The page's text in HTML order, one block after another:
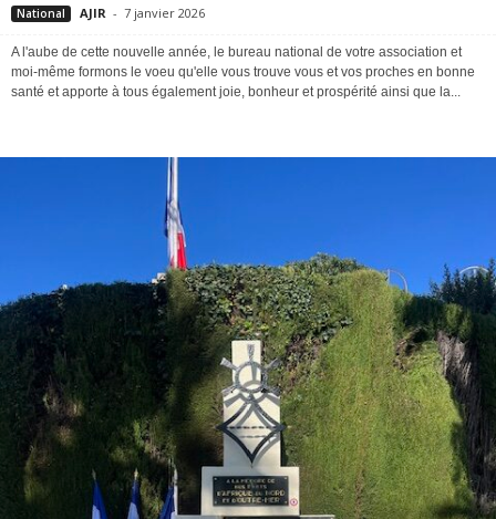
National AJIR - 7 janvier 2026
A l'aube de cette nouvelle année, le bureau national de votre association et
moi-même formons le voeu qu'elle vous trouve vous et vos proches en bonne
santé et apporte à tous également joie, bonheur et prospérité ainsi que la...